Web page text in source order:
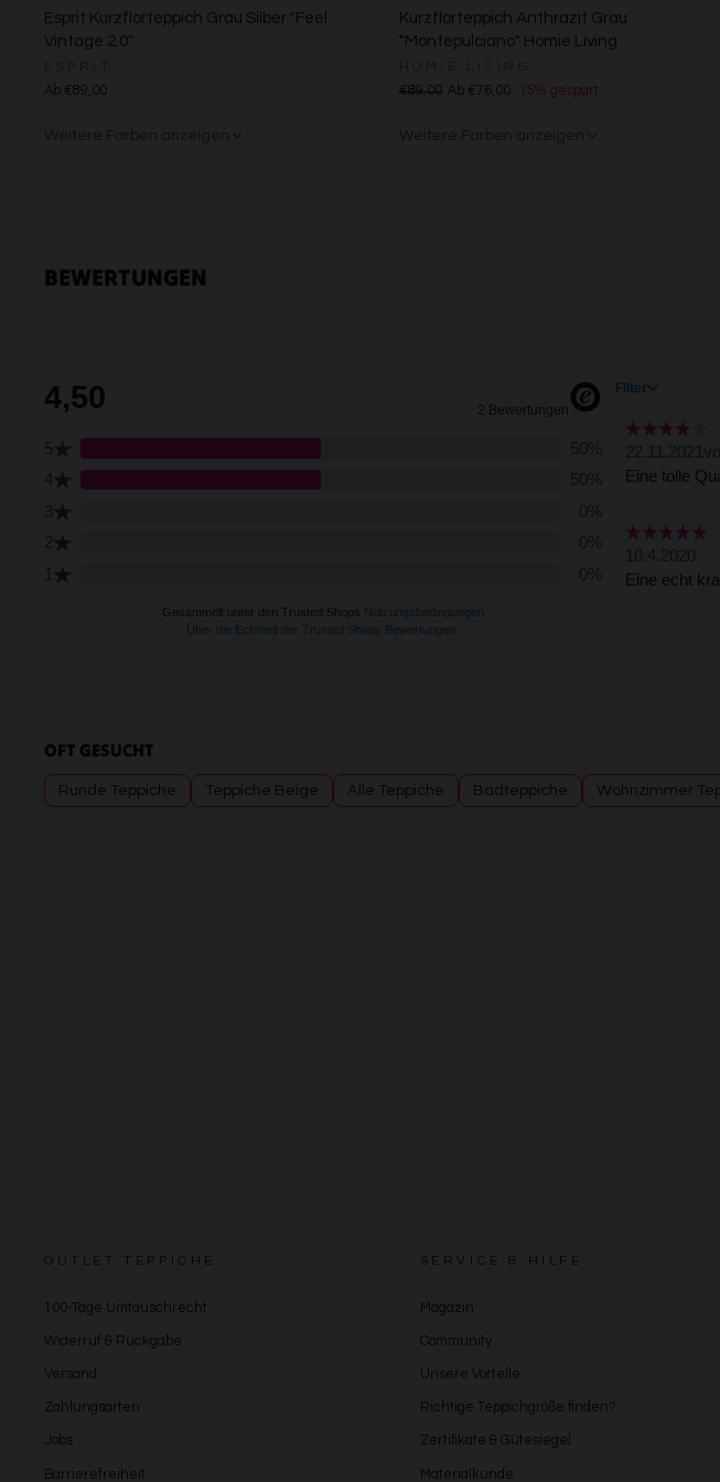
Esprit Kurzflorteppich Grau Silber "Feel
Vintage 2.0"
Ab €89,00
Kurzflorteppich Anthrazit Grau
"Montepulciano" Homie Living
€89,00 Ab €76,00 15% gespart
BEWERTUNGEN
OFT GESUCHT
Runde Teppiche Teppiche Beige Alle Teppiche Badteppiche Wohnzimmer
OUTLET TEPPICHE
100-Tage Umtauschrecht
Widerruf & Rückgabe
Versand
Zahlungsarten
Jobs
Barrierefreiheit
SERVICE & HILFE
Magazin
Community
Unsere Vorteile
Richtige Teppichgröße finden?
Zertifikate & Gütesiegel
Materialkunde
Speichern von oder Zugriff
Verwendung reduzierter
Erstellung von Profilen zur